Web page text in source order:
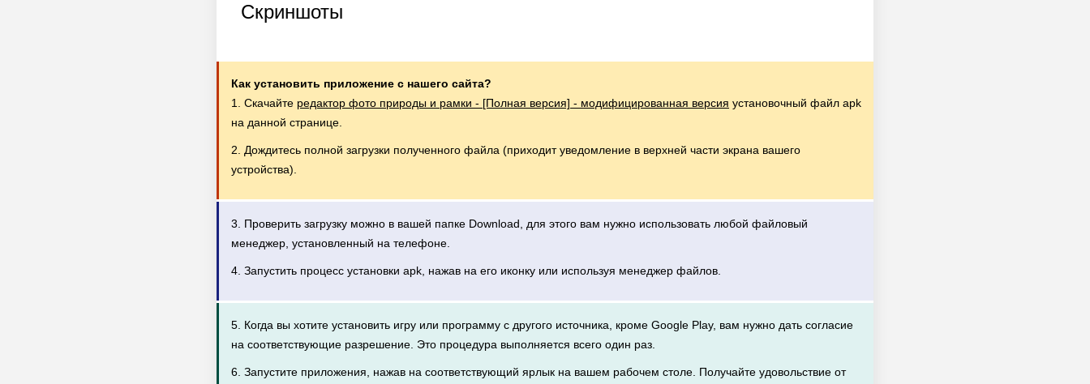
Скриншоты
Как установить приложение с нашего сайта?
1. Скачайте редактор фото природы и рамки - [Полная версия] - модифицированная версия установочный файл apk
на данной странице.
2. Дождитесь полной загрузки полученного файла (приходит уведомление в верхней части экрана вашего
устройства).
3. Проверить загрузку можно в вашей папке Download, для этого вам нужно использовать любой файловый
менеджер, установленный на телефоне.
4. Запустить процесс установки apk, нажав на его иконку или используя менеджер файлов.
5. Когда вы хотите установить игру или программу с другого источника, кроме Google Play, вам нужно дать согласие
на соответствующие разрешение. Это процедура выполняется всего один раз.
6. Запустите приложения, нажав на соответствующий ярлык на вашем рабочем столе. Получайте удовольствие от